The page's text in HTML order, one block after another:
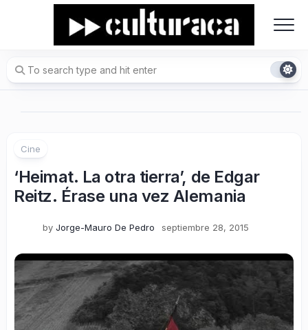
Cine
‘Heimat. La otra tierra’, de Edgar
Reitz. Érase una vez Alemania
by Jorge-Mauro De Pedro septiembre 28, 2015